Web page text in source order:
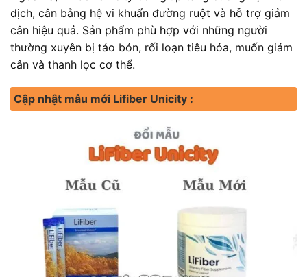
dịch, cân bằng hệ vi khuẩn đường ruột và hỗ trợ giảm
cân hiệu quả. Sản phẩm phù hợp với những người
thường xuyên bị táo bón, rối loạn tiêu hóa, muốn giảm
cân và thanh lọc cơ thể.
Cập nhật mẫu mới Lifiber Unicity :